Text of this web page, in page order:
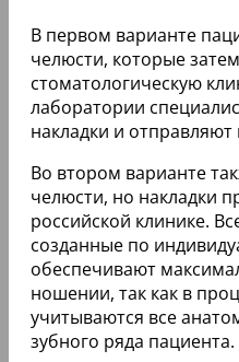
Отзывы о люминирах
особенно среди тех, кто
результат и
процедуры.
Виды
Люминиры для зубов
стоматологических
высокой, их
белоснежной улыбки
вредных
множество
цену) представлены в